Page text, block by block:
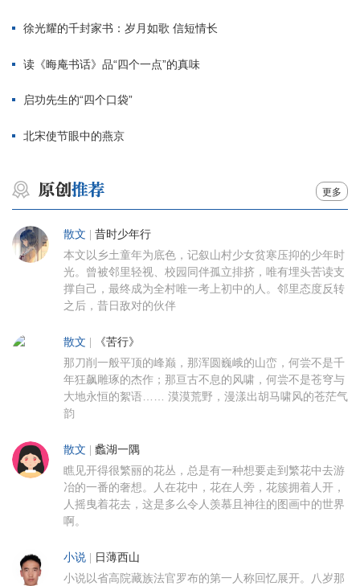
徐光耀的千封家书：岁月如歌 信短情长
读《晦庵书话》品“四个一点”的真味
启功先生的“四个口袋”
北宋使节眼中的燕京
更多
散文 昔时少年行
本文以乡土童年为底色，记叙山村少女贫寒压抑的少年时
光。曾被邻里轻视、校园同伴孤立排挤，唯有埋头苦读支
撑自己，最终成为全村唯一考上初中的人。邻里态度反转
之后，昔日敌对的伙伴
散文 《苦行》
那刀削一般平顶的峰巅，那浑圆巍峨的山峦，何尝不是千
年狂飙雕琢的杰作；那亘古不息的风啸，何尝不是苍穹与
大地永恒的絮语…… 漠漠荒野，漫漾出胡马啸风的苍茫气
韵
散文 蠡湖一隅
瞧见开得很繁丽的花丛，总是有一种想要走到繁花中去游
冶的一番的奢想。人在花中，花在人旁，花簇拥着人开，
人摇曳着花去，这是多么令人羡慕且神往的图画中的世界
啊。
小说 日薄西山
小说以省高院藏族法官罗布的第一人称回忆展开。八岁那